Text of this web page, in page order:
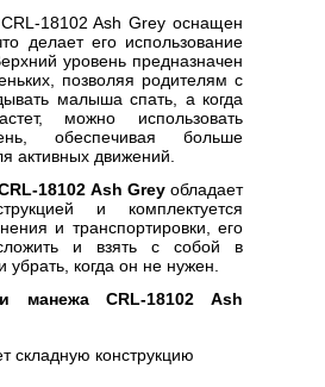
18102 Ash Grey оснащен
делает его использование
уровень предназначен
позволяя родителям с
малыша спать, а когда
можно использовать
обеспечивая больше
активных движений.
18102 Ash Greyобладает
и комплектуется
и транспортировки, его
и взять с собой в
убрать, когда он не нужен.
манежа CRL-18102 Ash
складную конструкцию